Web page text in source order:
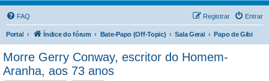
FAQ Entrar
Registrar
Portal Índice do fórum Bate-Papo (Off-Topic) Sala Geral Papo de Gibi
Morre Gerry Conway, escritor do Homem-
Aranha, aos 73 anos